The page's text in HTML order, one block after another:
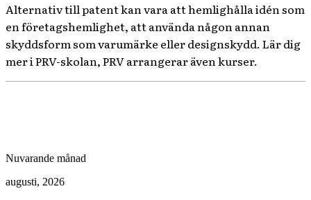
Alternativ till patent kan vara att hemlighålla idén som
en företagshemlighet, att använda någon annan
skyddsform som varumärke eller designskydd. Lär dig
mer i PRV-skolan, PRV arrangerar även kurser.
Nuvarande månad
augusti, 2026